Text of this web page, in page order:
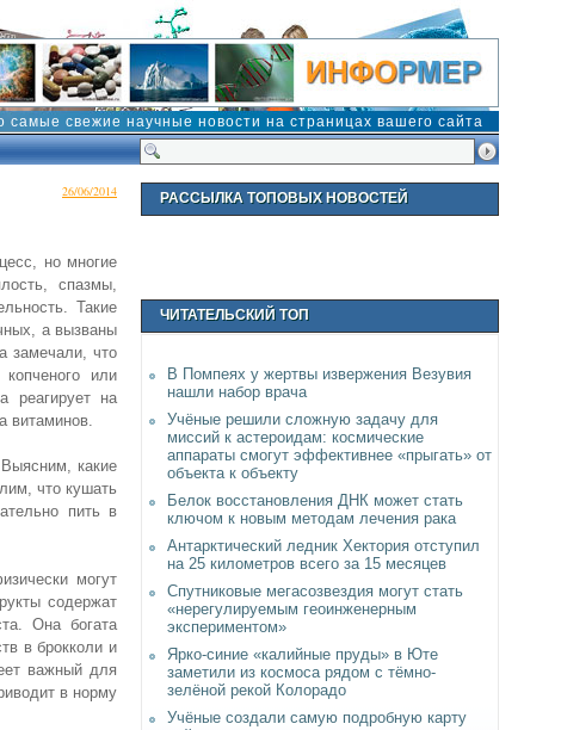
самые свежие научные новости на страницах вашего сайта
26/06/2014
но многие
спазмы,
Такие
а вызваны
замечали, что
или
реагирует на
витаминов.
какие
что кушать
пить в
могут
содержат
Она богата
в брокколи и
важный для
в норму
РАССЫЛКА ТОПОВЫХ НОВОСТЕЙ
ЧИТАТЕЛЬСКИЙ ТОП
В Помпеях у жертвы извержения Везувия
нашли набор врача
Учёные решили сложную задачу для
миссий к астероидам: космические
аппараты смогут эффективнее «прыгать» от
объекта к объекту
Белок восстановления ДНК может стать
ключом к новым методам лечения рака
Антарктический ледник Хектория отступил
на 25 километров всего за 15 месяцев
Спутниковые мегасозвездия могут стать
«нерегулируемым геоинженерным
экспериментом»
Ярко-синие «калийные пруды» в Юте
заметили из космоса рядом с тёмно-
зелёной рекой Колорадо
Учёные создали самую подробную карту